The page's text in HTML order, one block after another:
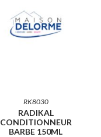
RK8030
RADIKAL
CONDITIONNEUR
BARBE 150ML